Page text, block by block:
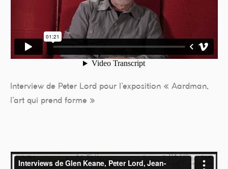
Interview de Peter Lord pour l’exposition « Aardman,
l’art qui prend forme »